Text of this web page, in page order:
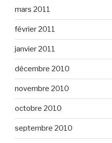
mars 2011
février 2011
janvier 2011
décembre 2010
novembre 2010
octobre 2010
septembre 2010